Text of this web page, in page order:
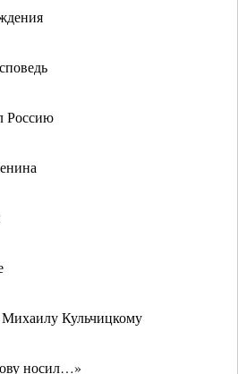
Россию
Кульчицкому
носил…»